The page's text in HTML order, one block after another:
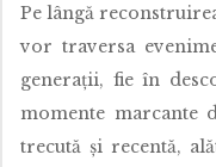
Pe lângă
vor traversa
generații, fie în
momente marcante
trecută și recentă,